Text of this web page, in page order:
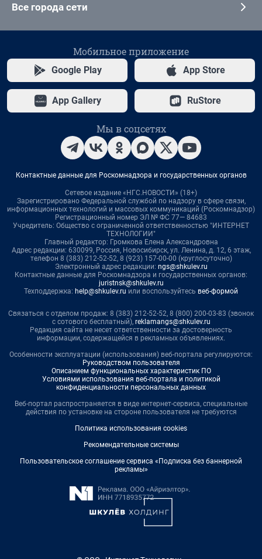
Все города сети
Мобильное приложение
Google Play App Store
App Gallery RuStore
Мы в соцсетях
Контактные данные для Роскомнадзора и государственных органов
Сетевое издание «НГС.НОВОСТИ» (18+)
Зарегистрировано Федеральной службой по надзору в сфере связи,
информационных технологий и массовых коммуникаций (Роскомнадзор)
Регистрационный номер ЭЛ № ФС 77— 84683
Учредитель: Общество с ограниченной ответственностью "ИНТЕРНЕТ
ТЕХНОЛОГИИ"
Главный редактор: Громкова Елена Александровна
Адрес редакции: 630099, Россия, Новосибирск, ул. Ленина, д. 12, 6 этаж,
телефон 8 (383) 212-52-52, 8 (923) 157-00-00 (круглосуточно)
Электронный адрес редакции: ngs@shkulev.ru
Контактные данные для Роскомнадзора и государственных органов:
juristnsk@shkulev.ru
Техподдержка: help@shkulev.ru или воспользуйтесь веб-формой
Связаться с отделом продаж: 8 (383) 212-52-52, 8 (800) 200-03-83 (звонок
с сотового бесплатный), reklamangs@shkulev.ru
Редакция сайта не несет ответственности за достоверность
информации, содержащейся в рекламных объявлениях.
Особенности эксплуатации (использования) веб-портала регулируются:
Руководством пользователя
Описанием функциональных характеристик ПО
Условиями использования веб-портала и политикой
конфиденциальности персональных данных
Веб-портал распространяется в виде интернет-сервиса, специальные
действия по установке на стороне пользователя не требуются
Политика использования cookies
Рекомендательные системы
Пользовательское соглашение сервиса «Подписка без баннерной
рекламы»